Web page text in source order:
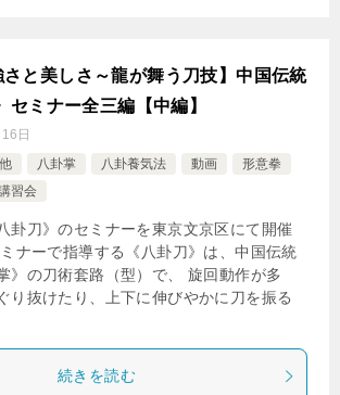
と美しさ～龍が舞う刀技】中国伝統
セミナー全三編【中編】
日
八卦掌 八卦養気法 動画
形意拳
習会
卦刀》のセミナーを東京文京区にて開催
ナーで指導する《八卦刀》は、中国伝統
》の刀術套路（型）で、 旋回動作が多
り抜けたり、上下に伸びやかに刀を振る
続きを読む